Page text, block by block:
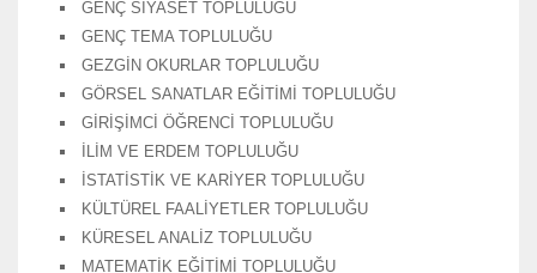
GENÇ SİYASET TOPLULUĞU
GENÇ TEMA TOPLULUĞU
GEZGİN OKURLAR TOPLULUĞU
GÖRSEL SANATLAR EĞİTİMİ TOPLULUĞU
GİRİŞİMCİ ÖĞRENCİ TOPLULUĞU
İLİM VE ERDEM TOPLULUĞU
İSTATİSTİK VE KARİYER TOPLULUĞU
KÜLTÜREL FAALİYETLER TOPLULUĞU
KÜRESEL ANALİZ TOPLULUĞU
MATEMATİK EĞİTİMİ TOPLULUĞU